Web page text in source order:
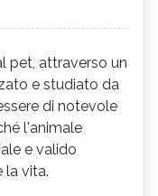
pet, attraverso un
e studiato da
di notevole
l'animale
e valido
la vita.